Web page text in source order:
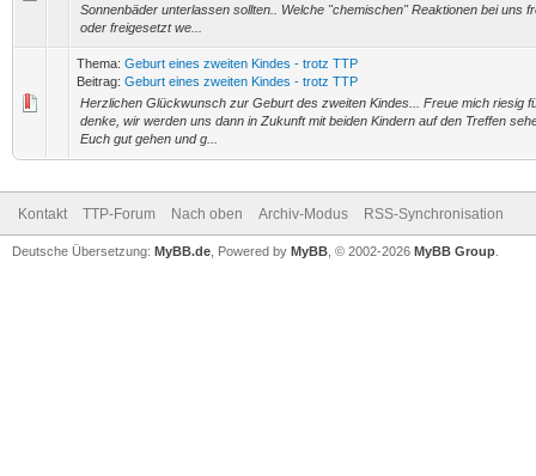
Sonnenbäder unterlassen sollten.. Welche "chemischen" Reaktionen bei uns
oder freigesetzt we...
Thema: Geburt eines zweiten Kindes - trotz TTP
Beitrag: Geburt eines zweiten Kindes - trotz TTP
Herzlichen Glückwunsch zur Geburt des zweiten Kindes... Freue mich riesig
denke, wir werden uns dann in Zukunft mit beiden Kindern auf den Treffen
Euch gut gehen und g...
Kontakt TTP-Forum Nach oben Archiv-Modus RSS-Synchronisation
Deutsche Übersetzung: MyBB.de , Powered by MyBB , © 2002-2026 MyBB Group